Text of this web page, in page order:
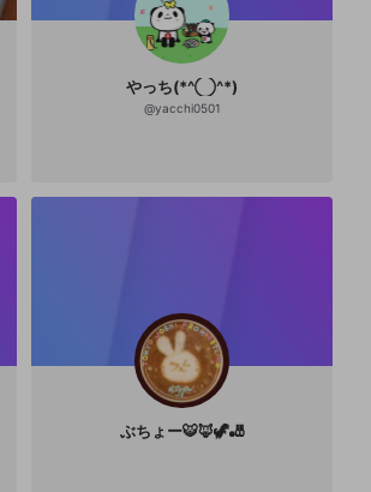
やっち(*^◯^*)
@yacchi0501
ぶちょー🐯🦊🦖🎳